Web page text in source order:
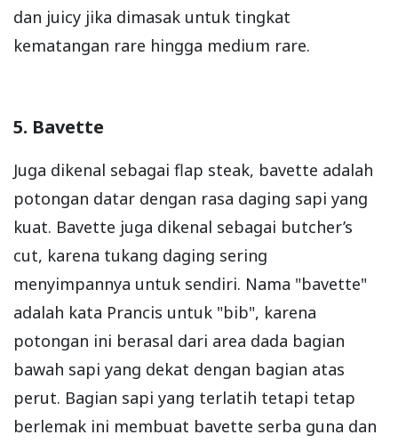
dan juicy jika dimasak untuk tingkat
kematangan rare hingga medium rare.
5. Bavette
Juga dikenal sebagai flap steak, bavette adalah
potongan datar dengan rasa daging sapi yang
kuat. Bavette juga dikenal sebagai butcher’s
cut, karena tukang daging sering
menyimpannya untuk sendiri. Nama "bavette"
adalah kata Prancis untuk "bib", karena
potongan ini berasal dari area dada bagian
bawah sapi yang dekat dengan bagian atas
perut. Bagian sapi yang terlatih tetapi tetap
berlemak ini membuat bavette serba guna dan